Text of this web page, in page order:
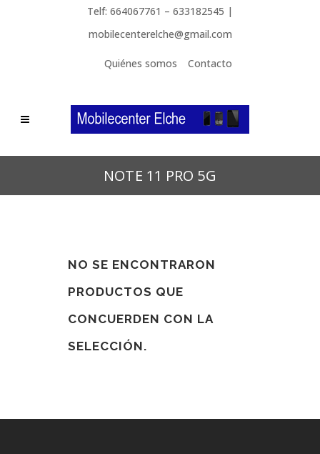
Telf: 664067761 – 633182545 |
mobilecenterelche@gmail.com
Quiénes somos Contacto
NOTE 11 PRO 5G
NO SE ENCONTRARON
PRODUCTOS QUE
CONCUERDEN CON LA
SELECCIÓN.